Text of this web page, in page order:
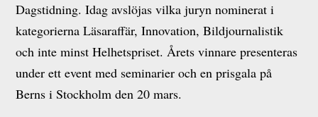
Dagstidning. Idag avslöjas vilka juryn nominerat i
kategorierna Läsaraffär, Innovation, Bildjournalistik
och inte minst Helhetspriset. Årets vinnare presenteras
under ett event med seminarier och en prisgala på
Berns i Stockholm den 20 mars.